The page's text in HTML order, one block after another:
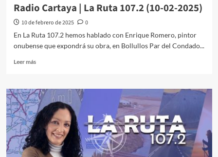
Radio Cartaya | La Ruta 107.2 (10-02-2025)
10 de febrero de 2025
0
En La Ruta 107.2 hemos hablado con Enrique Romero, pintor
onubense que expondrá su obra, en Bollullos Par del Condado...
Leer más